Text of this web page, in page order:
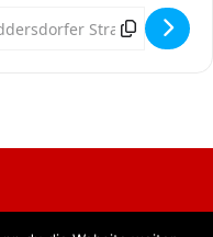
fi x Laut & Luise x Karneval
Address - fi x Laut